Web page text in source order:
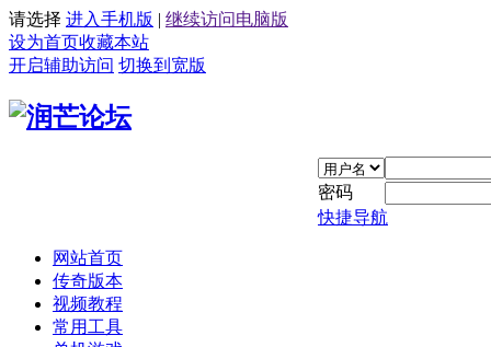
请选择 进入手机版 | 继续访问电脑版
设为首页收藏本站
开启辅助访问 切换到宽版
密码
快捷导航
网站首页
传奇版本
视频教程
常用工具